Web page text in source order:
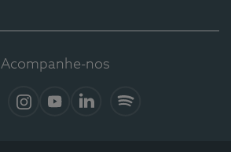
Acompanhe-nos